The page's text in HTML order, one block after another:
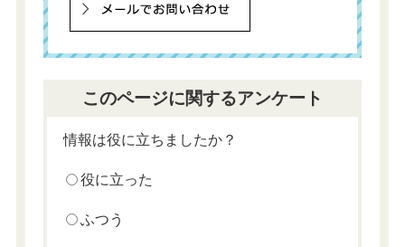
このページに関するアンケート
情報は役に立ちましたか？
役に立った
ふつう